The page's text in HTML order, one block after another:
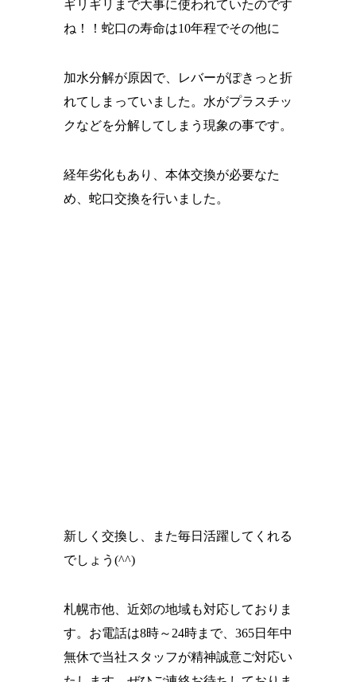
ギリギリまで大事に使われていたのです
ね！！蛇口の寿命は10年程でその他に
加水分解が原因で、レバーがぽきっと折
れてしまっていました。水がプラスチッ
クなどを分解してしまう現象の事です。
経年劣化もあり、本体交換が必要なた
め、蛇口交換を行いました。
新しく交換し、また毎日活躍してくれる
でしょう(^^)
札幌市他、近郊の地域も対応しておりま
す。お電話は8時～24時まで、365日年中
無休で当社スタッフが精神誠意ご対応い